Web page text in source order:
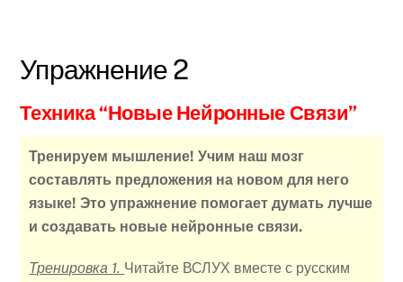
Упражнение 2
Техника “Новые Нейронные Связи”
Тренируем мышление! Учим наш мозг
составлять предложения на новом для него
языке! Это упражнение помогает думать лучше
и создавать новые нейронные связи.
Тренировка 1. Читайте ВСЛУХ вместе с русским